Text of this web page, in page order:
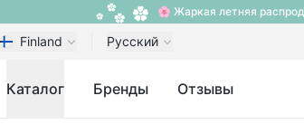
🌸 Жаркая летняя
Finland Русский
Каталог Бренды Отзывы